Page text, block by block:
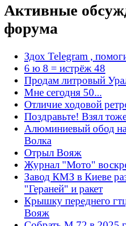
Активные
форума
Здох Telegram ,
6 ю 8 = истрёж 48
Продам литровый
Мне сегодня 50...
Отличие ходовой
Поздравьте! Взял
Алюминиевый обод на
Волка
Отрыл Вояж
Журнал "Мото"
Завод КМЗ в Киеве
"Гераней" и ракет
Крышку переднего
Вояж